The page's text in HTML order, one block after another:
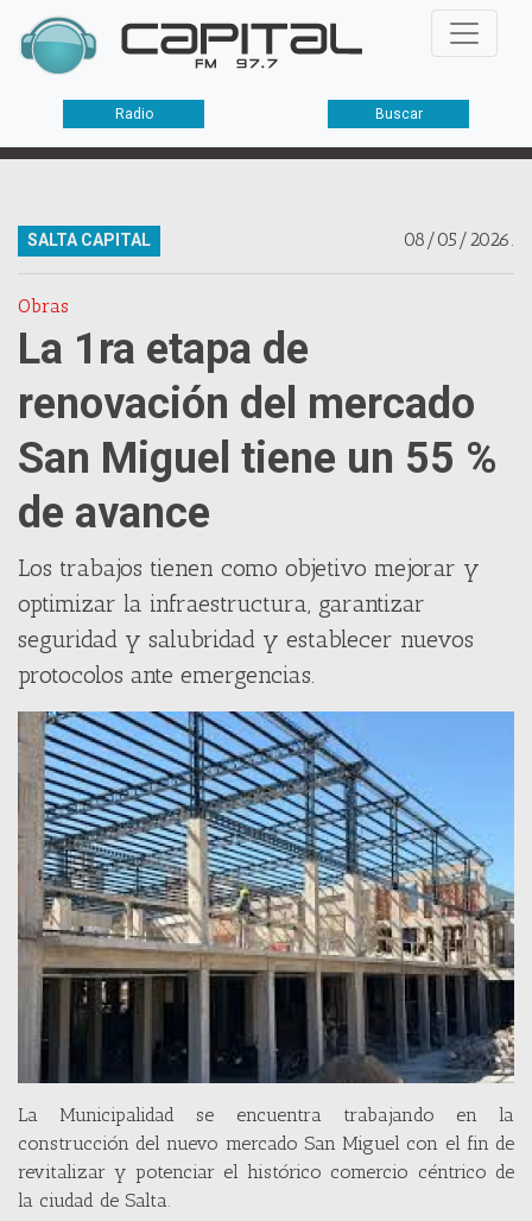
Radio Buscar
08/05/2026.
SALTA CAPITAL
Obras
La 1ra etapa de
renovación del mercado
San Miguel tiene un 55 %
de avance
Los trabajos tienen como objetivo mejorar y
optimizar la infraestructura, garantizar
seguridad y salubridad y establecer nuevos
protocolos ante emergencias.
La Municipalidad se encuentra trabajando en la
construcción del nuevo mercado San Miguel con el fin de
revitalizar y potenciar el histórico comercio céntrico de
la ciudad de Salta.